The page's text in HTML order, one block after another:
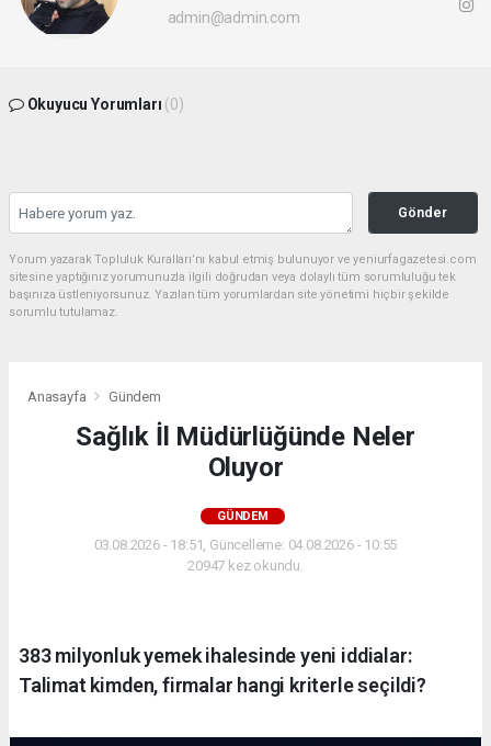
admin@admin.com
Okuyucu Yorumları (0)
Gönder
Yorum yazarak Topluluk Kuralları’nı kabul etmiş bulunuyor ve yeniurfagazetesi.com
sitesine yaptığınız yorumunuzla ilgili doğrudan veya dolaylı tüm sorumluluğu tek
başınıza üstleniyorsunuz. Yazılan tüm yorumlardan site yönetimi hiçbir şekilde
sorumlu tutulamaz.
Anasayfa Gündem
Sağlık İl Müdürlüğünde Neler
Oluyor
GÜNDEM
03.08.2026 - 18:51, Güncelleme: 04.08.2026 - 10:55
20947 kez okundu.
383 milyonluk yemek ihalesinde yeni iddialar:
Talimat kimden, firmalar hangi kriterle seçildi?